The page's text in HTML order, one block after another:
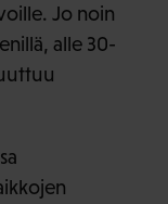
Jo noin
alle 30-